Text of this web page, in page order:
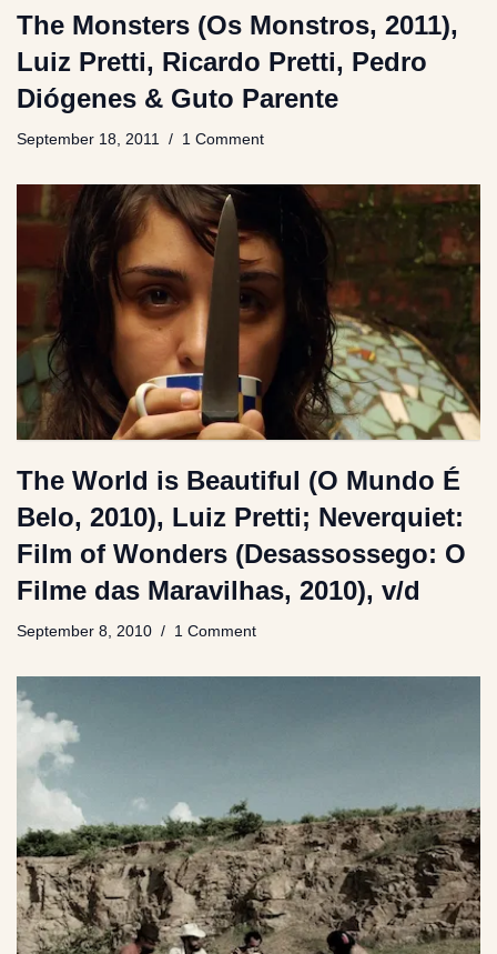
The Monsters (Os Monstros, 2011),
Luiz Pretti, Ricardo Pretti, Pedro
Diógenes & Guto Parente
September 18, 2011 1 Comment
The World is Beautiful (O Mundo É
Belo, 2010), Luiz Pretti; Neverquiet:
Film of Wonders (Desassossego: O
Filme das Maravilhas, 2010), v/d
September 8, 2010 1 Comment